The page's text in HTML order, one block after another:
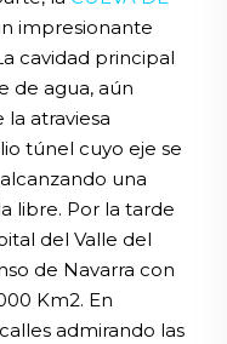
impresionante
cavidad principal
de agua, aún
atraviesa
túnel cuyo eje se
una
libre. Por la tarde
del Valle del
de Navarra con
Km2. En
admirando las